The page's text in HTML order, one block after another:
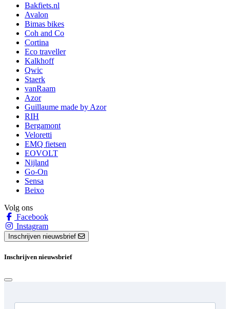
Bakfiets.nl
Avalon
Bimas bikes
Coh and Co
Cortina
Eco traveller
Kalkhoff
Qwic
Staerk
vanRaam
Azor
Guillaume made by Azor
RIH
Bergamont
Veloretti
EMQ fietsen
EOVOLT
Nijland
Go-On
Sensa
Beixo
Volg ons
Facebook
Instagram
Inschrijven nieuwsbrief
Inschrijven nieuwsbrief